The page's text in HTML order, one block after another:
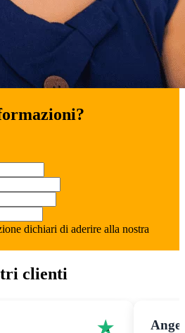
dichiari di aderire alla nostra
clienti